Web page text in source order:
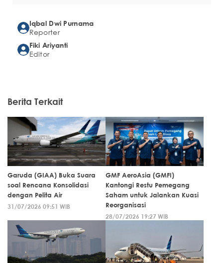
Iqbal Dwi Purnama
Reporter
Fiki Ariyanti
Editor
Berita Terkait
Garuda (GIAA) Buka Suara
soal Rencana Konsolidasi
dengan Pelita Air
31/07/2026 09:51 WIB
GMF AeroAsia (GMFI)
Kantongi Restu Pemegang
Saham untuk Jalankan Kuasi
Reorganisasi
28/07/2026 19:27 WIB